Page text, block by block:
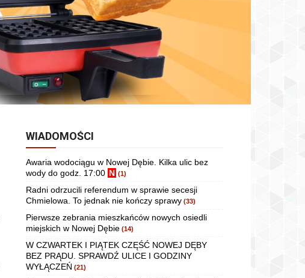
WIADOMOŚCI
Awaria wodociągu w Nowej Dębie. Kilka ulic bez
wody do godz. 17:00 N (1)
Radni odrzucili referendum w sprawie secesji
Chmielowa. To jednak nie kończy sprawy (33)
Pierwsze zebrania mieszkańców nowych osiedli
miejskich w Nowej Dębie (14)
W CZWARTEK I PIĄTEK CZĘŚĆ NOWEJ DĘBY
BEZ PRĄDU. SPRAWDŹ ULICE I GODZINY
WYŁĄCZEŃ (21)